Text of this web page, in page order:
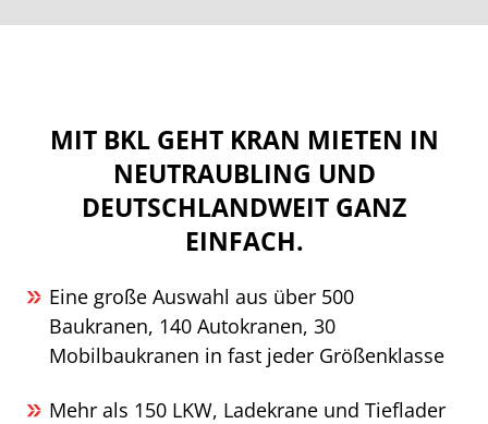
MIT BKL GEHT KRAN MIETEN IN
NEUTRAUBLING UND
DEUTSCHLANDWEIT GANZ
EINFACH.
Eine große Auswahl aus über 500
Baukranen, 140 Autokranen, 30
Mobilbaukranen in fast jeder Größenklasse
Mehr als 150 LKW, Ladekrane und Tieflader